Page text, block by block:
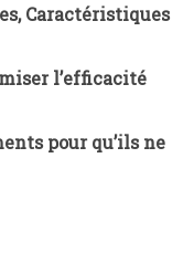
Caractéristiques
l’efficacité
pour qu’ils ne